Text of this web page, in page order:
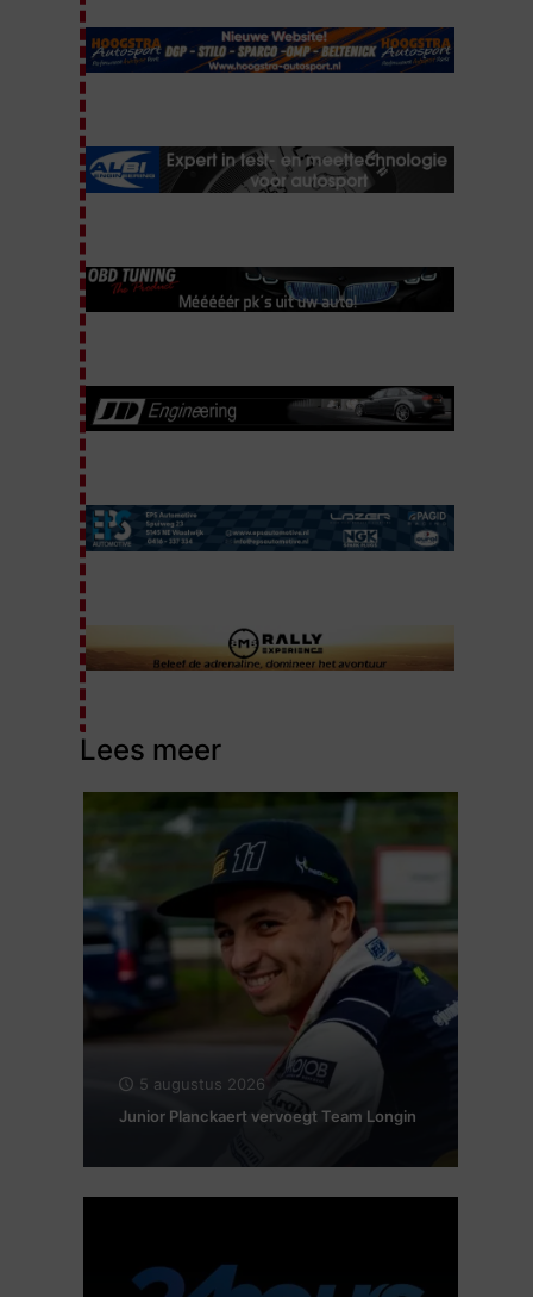
Lees meer
5 augustus 2026
Junior Planckaert vervoegt Team Longin